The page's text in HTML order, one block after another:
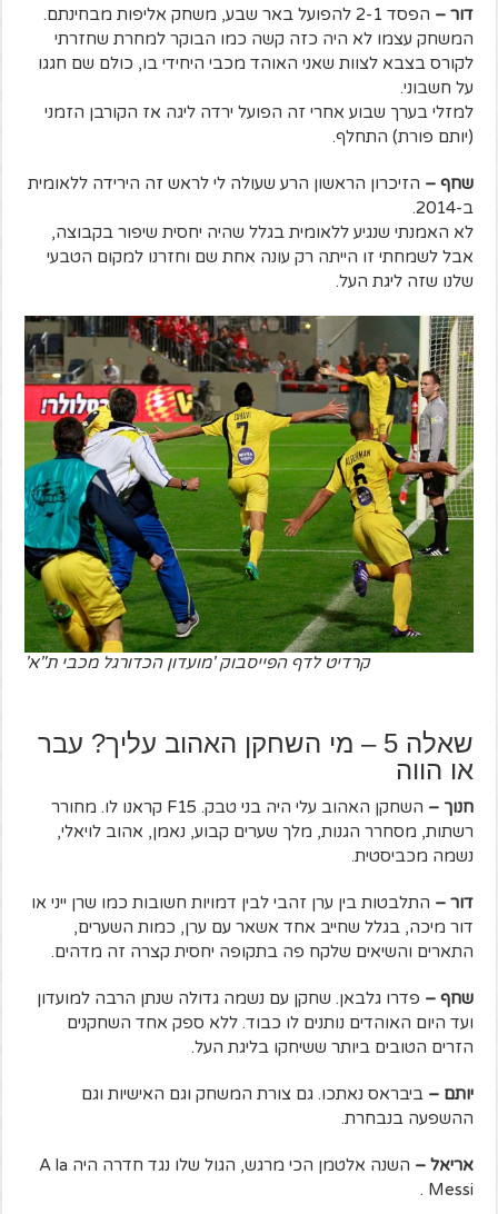
דור – הפסד 2-1 להפועל באר שבע, משחק אליפות מבחינתם.
המשחק עצמו לא היה כזה קשה כמו הבוקר למחרת שחזרתי
לקורס בצבא לצוות שאני האוהד מכבי היחידי בו, כולם שם חגגו
על חשבוני.
למזלי בערך שבוע אחרי זה הפועל ירדה ליגה אז הקורבן הזמני
(יותם פורת) התחלף.
שחף – הזיכרון הראשון הרע שעולה לי לראש זה הירידה ללאומית
ב-2014.
לא האמנתי שנגיע ללאומית בגלל שהיה יחסית שיפור בקבוצה,
אבל לשמחתי זו הייתה רק עונה אחת שם וחזרנו למקום הטבעי
שלנו שזה ליגת העל.
קרדיט לדף הפייסבוק 'מועדון הכדורגל מכבי ת"א'
שאלה 5 – מי השחקן האהוב עליך? עבר
או הווה
חנוך –
השחקן האהוב עלי היה בני טבק. F15 קראנו לו. מחורר
רשתות, מסחרר הגנות, מלך שערים קבוע, נאמן, אהוב לויאלי,
נשמה מכביסטית.
דור – התלבטות בין ערן זהבי לבין דמויות חשובות כמו שרן ייני או
דור מיכה, בגלל שחייב אחד אשאר עם ערן, כמות השערים,
התארים והשיאים שלקח פה בתקופה יחסית קצרה זה מדהים.
שחף – פדרו גלבאן. שחקן עם נשמה גדולה שנתן הרבה למועדון
ועד היום האוהדים נותנים לו כבוד. ללא ספק אחד השחקנים
הזרים הטובים ביותר ששיחקו בליגת העל.
יותם –ביבראס נאתכו. גם צורת המשחק וגם האישיות וגם
ההשפעה בנבחרת.
אריאל –
השנה אלטמן הכי מרגש, הגול שלו נגד חדרה היה A la
Messi .